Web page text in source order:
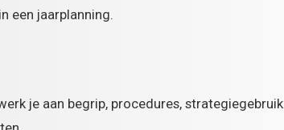
een jaarplanning.
je aan begrip, procedures, strategiegebruik